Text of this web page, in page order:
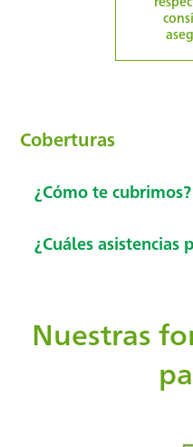
Coberturas
¿Cómo te cubrimos?
¿Cuáles asistencias
Nuestras